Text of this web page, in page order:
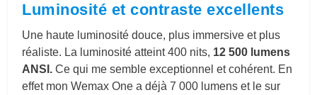
Luminosité et contraste excellents
Une haute luminosité douce, plus immersive et plus
réaliste. La luminosité atteint 400 nits, 12 500 lumens
ANSI.Ce qui me semble exceptionnel et cohérent. En
effet mon Wemax One a déjà 7 000 lumens et le sur